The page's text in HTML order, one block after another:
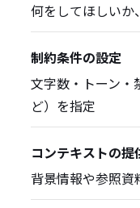
何をしてほしいか
制約条件の設定
文字数・トーン・
ど）を指定
コンテキストの提
背景情報や参照資